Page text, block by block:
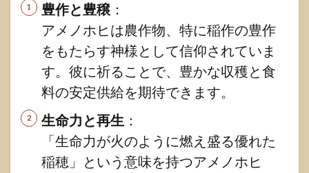
豊作と豊穣 ：
アメノホヒは農作物、特に稲作の豊作
をもたらす神様として信仰されていま
す。彼に祈ることで、豊かな収穫と食
料の安定供給を期待できます。
生命力と再生 ：
「生命力が火のように燃え盛る優れた
稲穂」という意味を持つアメノホヒ